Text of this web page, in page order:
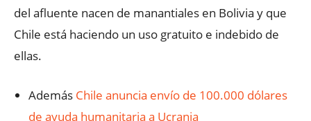
del afluente nacen de manantiales en Bolivia y que
Chile está haciendo un uso gratuito e indebido de
ellas.
Además Chile anuncia envío de 100.000 dólares
de ayuda humanitaria a Ucrania